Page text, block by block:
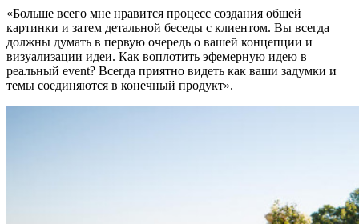
«Больше всего мне нравится процесс создания общей
картинки и затем детальной беседы с клиентом. Вы всегда
должны думать в первую очередь о вашей концепции и
визуализации идеи. Как воплотить эфемерную идею в
реальный event? Всегда приятно видеть как ваши задумки и
темы соединяются в конечный продукт».